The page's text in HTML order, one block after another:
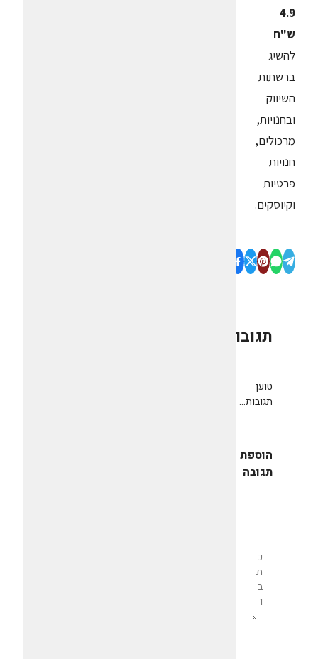
4.9
ש"ח
להשיג
ברשתות
השיווק
ובחנויות,
מרכולים,
חנויות
פרטיות
וקיוסקים.
תגובות
טוען
תגובות...
הוספת
תגובה